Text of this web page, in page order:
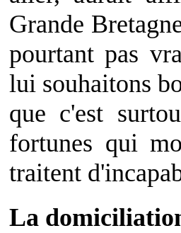
Grande
pourtant pas
lui souhaitons
que c'est
fortunes qui
traitent
La